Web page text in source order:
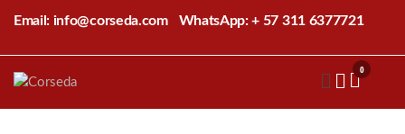
contenido
Email: info@corseda.com WhatsApp: + 57 311 6377721
0